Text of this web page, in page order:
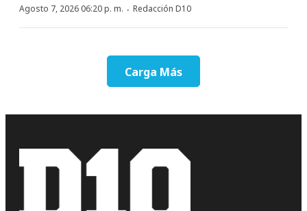
Agosto 7, 2026 06:20 p. m. · Redacción D10
Carga Más